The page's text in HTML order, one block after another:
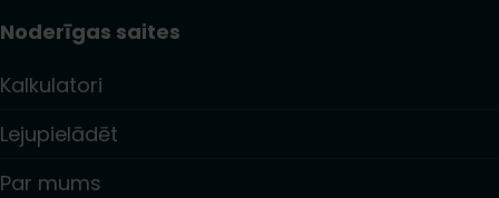
Noderīgas saites
Kalkulatori
Lejupielādēt
Par mums